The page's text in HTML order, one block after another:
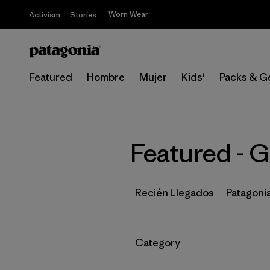
Activism Stories Worn Wear
Featured Hombre Mujer Kids' Packs &
Featured -
Recién Llegados
Filtrar por
Category